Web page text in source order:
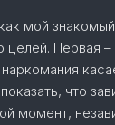
мой
целей. Первая –
что
момент,